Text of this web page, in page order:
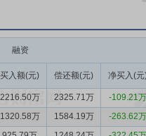
产品销售(不含危险化学品);
;建筑材料销售;家具销售;通讯
程承包
公司主营业务包括有
四十余年的发展，公司逐步
、有色金属采选与冶炼的整
。
融资
买入额(元) 偿还额(元) 净买入(元
2216.50万 2325.71万
-109.21万
1320.58万 1584.19万
-263.62万